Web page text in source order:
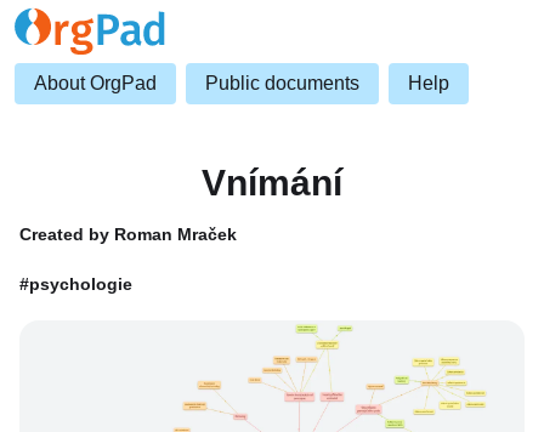
About OrgPad Public documents Help
Vnímání
Created by Roman Mraček
#psychologie